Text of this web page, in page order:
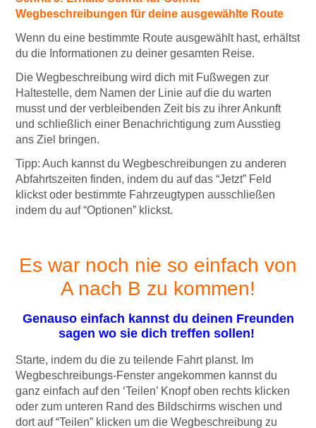
Wegbeschreibungen für deine ausgewählte Route
Wenn du eine bestimmte Route ausgewählt hast, erhältst
du die Informationen zu deiner gesamten Reise.
Die Wegbeschreibung wird dich mit Fußwegen zur
Haltestelle, dem Namen der Linie auf die du warten
musst und der verbleibenden Zeit bis zu ihrer Ankunft
und schließlich einer Benachrichtigung zum Ausstieg
ans Ziel bringen.
Tipp: Auch kannst du Wegbeschreibungen zu anderen
Abfahrtszeiten finden, indem du auf das “Jetzt” Feld
klickst oder bestimmte Fahrzeugtypen ausschließen
indem du auf “Optionen” klickst.
Es war noch nie so einfach von
A nach B zu kommen!
Genauso einfach kannst du deinen Freunden
sagen wo sie dich treffen sollen!
Starte, indem du die zu teilende Fahrt planst. Im
Wegbeschreibungs-Fenster angekommen kannst du
ganz einfach auf den ‘Teilen’ Knopf oben rechts klicken
oder zum unteren Rand des Bildschirms wischen und
dort auf “Teilen” klicken um die Wegbeschreibung zu